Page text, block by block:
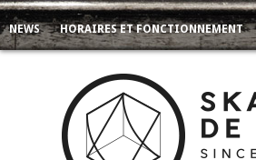
NEWS HORAIRES ET FONCTIONNEMENT